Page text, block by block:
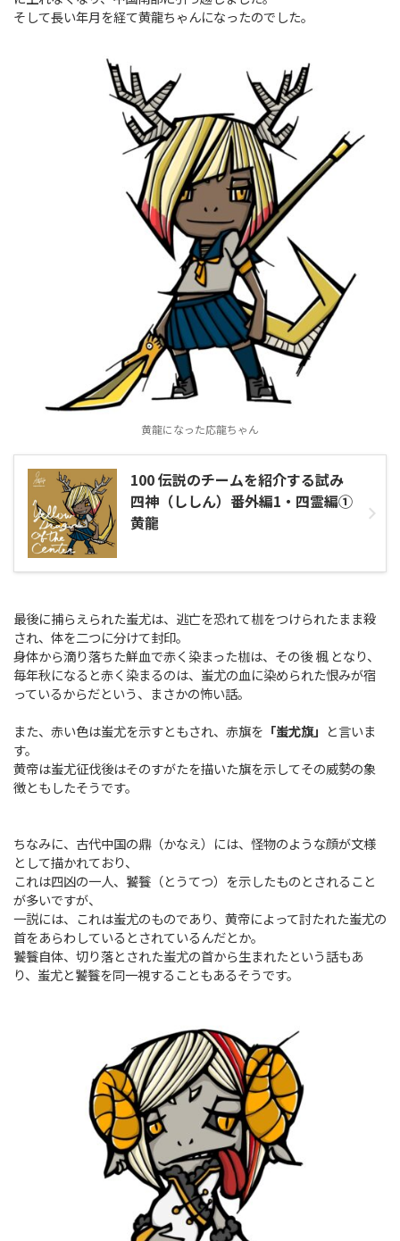
そして長い年月を経て黄龍ちゃんになったのでした。
黄龍になった応龍ちゃん
100 伝説のチームを紹介する試み
四神（ししん）番外編1・四霊編①
黄龍
最後に捕らえられた蚩尤は、逃亡を恐れて枷をつけられたまま殺
され、体を二つに分けて封印。
身体から滴り落ちた鮮血で赤く染まった枷は、その後 楓 となり、
毎年秋になると赤く染まるのは、蚩尤の血に染められた恨みが宿
っているからだという、まさかの怖い話。
また、赤い色は蚩尤を示すともされ、赤旗を 「蚩尤旗」 と言いま
す。
黄帝は蚩尤征伐後はそのすがたを描いた旗を示してその威勢の象
徴ともしたそうです。
ちなみに、古代中国の鼎（かなえ）には、怪物のような顔が文様
として描かれており、
これは四凶の一人、饕餮（とうてつ）を示したものとされること
が多いですが、
一説には、これは蚩尤のものであり、黄帝によって討たれた蚩尤の
首をあらわしているとされているんだとか。
饕餮自体、切り落とされた蚩尤の首から生まれたという話もあ
り、蚩尤と饕餮を同一視することもあるそうです。